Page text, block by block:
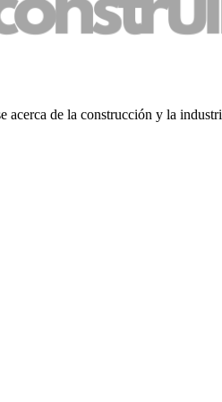
acerca de la construcción y la